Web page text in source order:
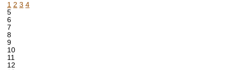
1 2 3 4
5
6
7
8
9
10
11
12